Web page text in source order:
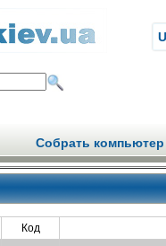
Собрать компьютер
Код